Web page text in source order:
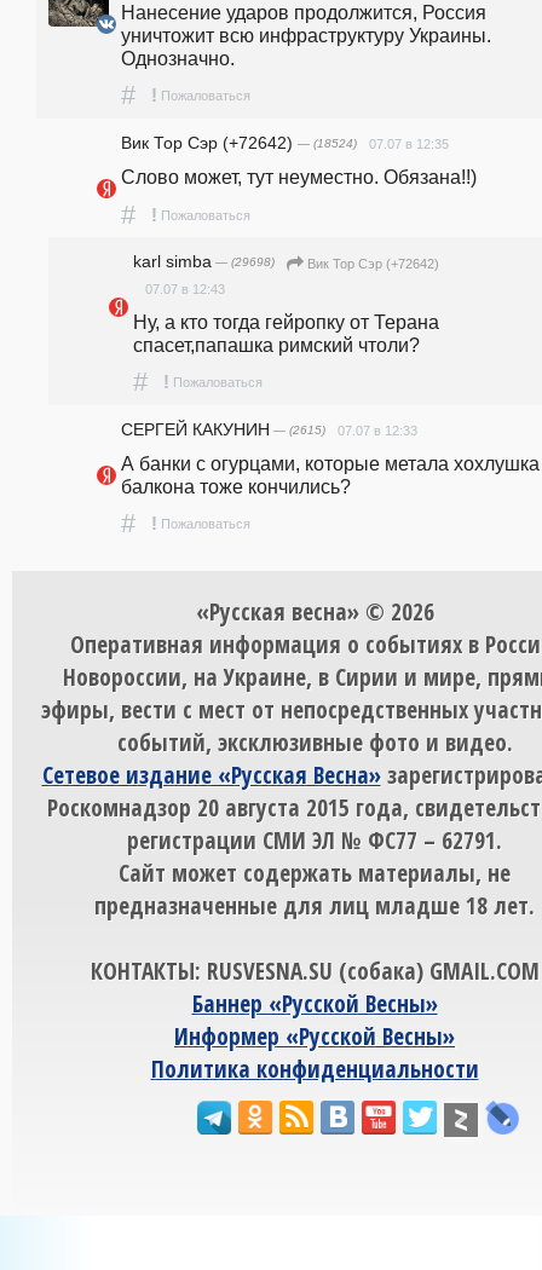
Нанесение ударов продолжится, Россия
уничтожит всю инфраструктуру Украины.
Однозначно.
# ! Пожаловаться
Вик Тор Сэр (+72642) — (18524) 07.07 в 12:35
Слово может, тут неуместно. Обязана!!)
# ! Пожаловаться
karl simba — (29698)
Вик Тор Сэр (+72642)
07.07 в 12:43
Ну, а кто тогда гейропку от Терана
спасет,папашка римский чтоли?
# ! Пожаловаться
СЕРГЕЙ КАКУНИН — (2615) 07.07 в 12:33
А банки с огурцами, которые метала хохлушка
балкона тоже кончились?
# ! Пожаловаться
«Русская весна» © 2026
Оперативная информация о событиях в
Новороссии, на Украине, в Сирии и мире,
эфиры, вести с мест от непосредственных
событий, эксклюзивные фото и видео.
Сетевое издание «Русская Весна»
Роскомнадзор 20 августа 2015 года,
регистрации СМИ ЭЛ № ФС77 – 62791.
Сайт может содержать материалы, не
предназначенные для лиц младше 18 лет.
КОНТАКТЫ: RUSVESNA.SU (собака) GMAIL.COM
Баннер «Русской Весны»
Информер «Русской Весны»
Политика конфиденциальности